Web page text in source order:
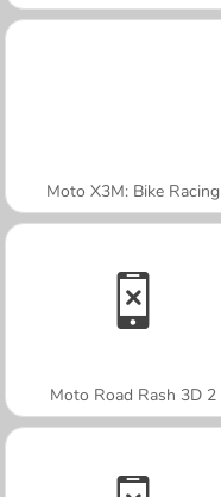
Moto X3M: Bike Racing
Moto Road Rash 3D 2